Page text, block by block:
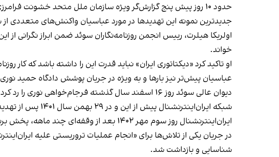
حدود ۱۰ روز پیش پنج گزارش‌گر ویژه سازمان ملل متحد خشونت فرامرزی و «تهدید به مرگ و ارعاب کارکنان ایران‌ا‌ینترنشنال» را
جدیدترین نمونه این تهدیدها در مورد عباسیان واکنش‌های
اولریکا هیلرت، رییس انجمن روزنامه‌‌نگاران سوئد ضمن ابراز نگرانی
خواند.
او تاکید کرد «دیکتاتوری ایران» نباید قدرت این را داشته باشد که کار
عباسیان پیش‌تر نیز بارها و به ویژه در جریان پوشش دادگاه حمید
دیوان عالی سوئد روز ۱۶ اسفند سال گذشته فرجام‌خواهی نوری را
رد کرد
شبکه ایران‌اینترنشنال پیش از این و در۲۹ بهمن‌ سال ۱۴۰۱ پس از تهدیدهای امنیتی
ایران‌اینترنشنال روز سوم مهر ۱۴۰۲ بعد از وقفه‌ای چند ماهه، پخش برنامه‌های خود را از استودیوی جدید در لندن
شناسایی و بازداشت شد.